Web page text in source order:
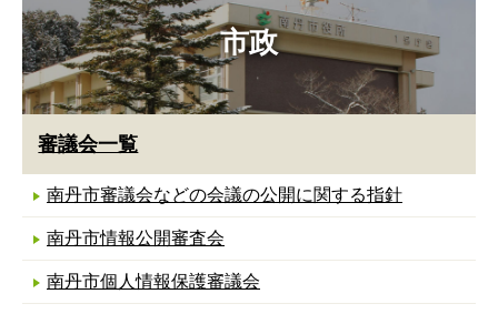
市政
審議会一覧
南丹市審議会などの会議の公開に関する指針
南丹市情報公開審査会
南丹市個人情報保護審議会